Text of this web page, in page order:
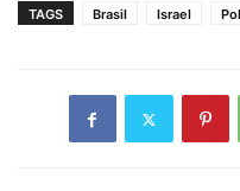
TAGS Brasil Israel